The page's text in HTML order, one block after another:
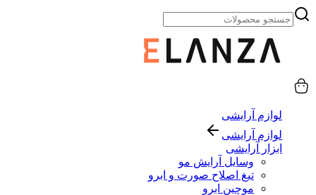
لوازم آرایشی
لوازم آرایشی
ابزار آرایشی
وسایل آرایش مو
تیغ اصلاح صورت و ابرو
موچین ابرو